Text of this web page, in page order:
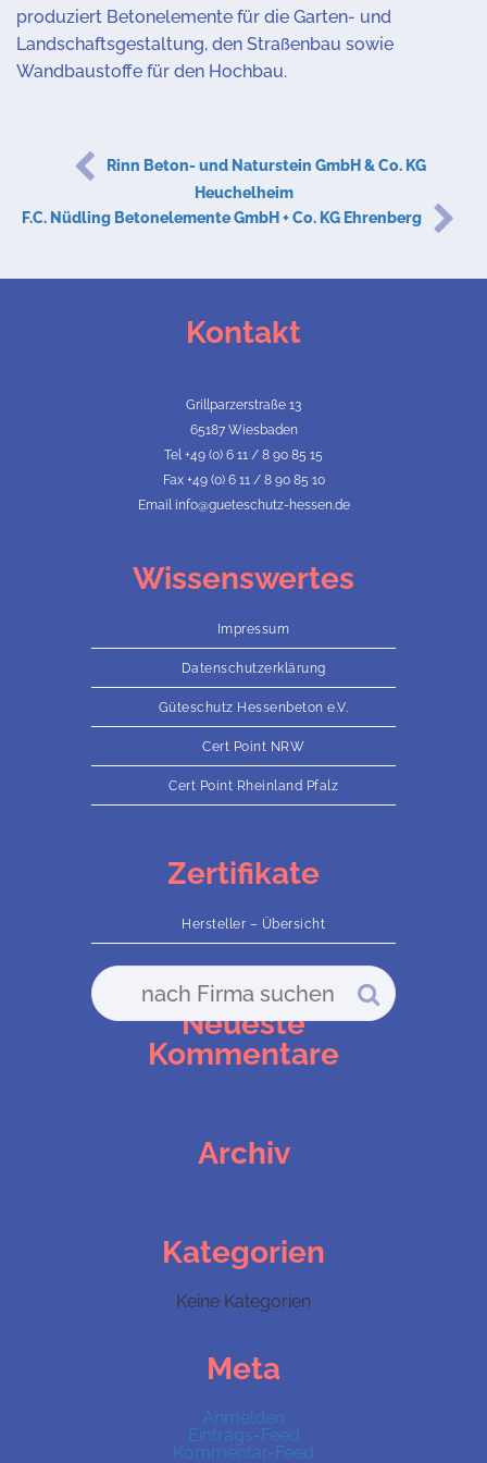
produziert Betonelemente für die Garten- und
Landschaftsgestaltung, den Straßenbau sowie
Wandbaustoffe für den Hochbau.
Rinn Beton- und Naturstein GmbH & Co. KG
Heuchelheim
F.C. Nüdling Betonelemente GmbH + Co. KG Ehrenberg
Kontakt
Grillparzerstraße 13
65187 Wiesbaden
Tel +49 (0) 6 11 / 8 90 85 15
Fax +49 (0) 6 11 / 8 90 85 10
Email info@gueteschutz-hessen.de
Wissenswertes
Impressum
Datenschutzerklärung
Güteschutz Hessenbeton e.V.
Cert Point NRW
Cert Point Rheinland Pfalz
Zertifikate
Hersteller – Übersicht
Neueste
Kommentare
Archiv
Kategorien
Keine Kategorien
Meta
Anmelden
Eintrags-Feed
Kommentar-Feed